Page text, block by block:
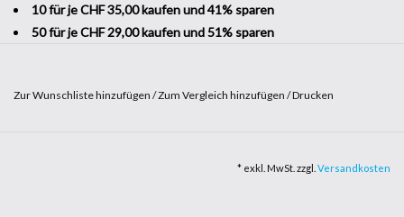
10 für je CHF 35,00 kaufen und 41% sparen
50 für je CHF 29,00 kaufen und 51% sparen
Zur Wunschliste hinzufügen /Zum Vergleich hinzufügen /Drucken
* exkl. MwSt. zzgl. Versandkosten